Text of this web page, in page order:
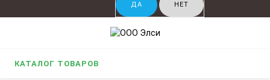
КАТАЛОГ ТОВАРОВ